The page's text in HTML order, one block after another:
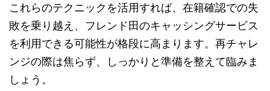
これらのテクニックを活用すれば、在籍確認での失
敗を乗り越え、フレンド田のキャッシングサービス
を利用できる可能性が格段に高まります。再チャレ
ンジの際は焦らず、しっかりと準備を整えて臨みま
しょう。